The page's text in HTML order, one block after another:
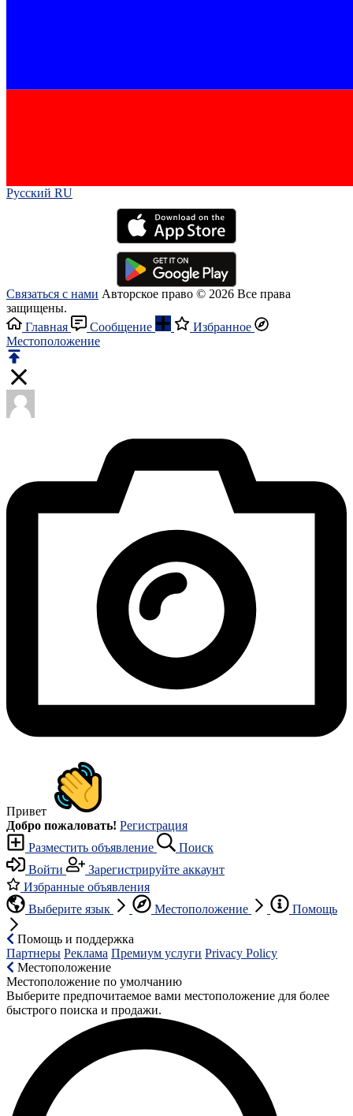
Русский RU‎
Связаться с нами Авторское право © 2026 Все права
защищены.
Главная
Сообщение
Избранное
Местоположение
Привет
Добро пожаловать! Регистрация
Разместить объявление
Поиск
Войти
Зарегистрируйте аккаунт
Избранные объявления
Выберите язык
Местоположение Помощь
Помощь и поддержка
Партнеры Реклама Премиум услуги Privacy Policy
Местоположение
Местоположение по умолчанию
Выберите предпочитаемое вами местоположение для более
быстрого поиска и продажи.